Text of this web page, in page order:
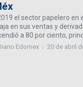
el sector papelero
en sus ventas y
a 80 por ciento,
Edomex 20 de abril